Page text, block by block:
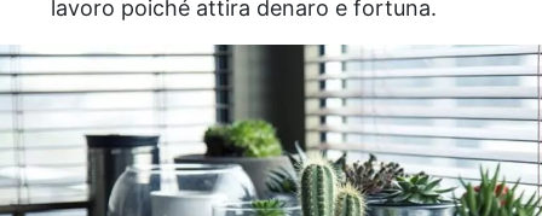
lavoro poiché attira denaro e fortuna.